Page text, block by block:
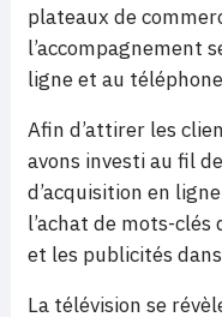
plateaux de
l’accompagnement
ligne et au
Afin d’attirer les
avons investi au fil
d’acquisition en
l’achat de mots-
et les publicités
La télévision se